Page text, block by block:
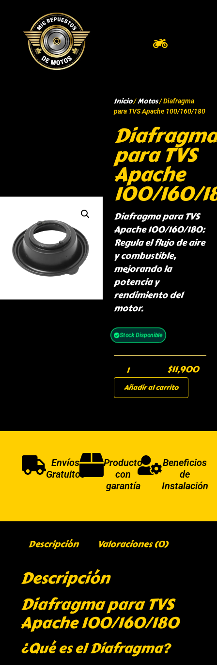
Inicio/Motos/ Diafragma
para TVS Apache 100/160/180
Diafragma
para TVS
Apache
100/160/
Diafragma para TVS
Apache 100/160/180:
Regula el flujo de aire
y combustible,
mejorando la
potencia y
rendimiento del
motor.
Stock Disponible
$11,900
Añadir al carrito
Envíos
Gratuitos
Producto
con
garantía
Beneficios
de
Instalación
Descripción Valoraciones (0)
Descripción
Diafragma para TVS
Apache 100/160/180
¿Qué es el Diafragma?